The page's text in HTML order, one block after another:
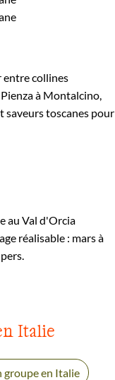
entre collines
à Montalcino,
saveurs toscanes pour
au Val d'Orcia
réalisable : mars à
Italie
groupe en Italie